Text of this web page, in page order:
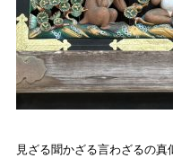
見ざる聞かざる言わざるの